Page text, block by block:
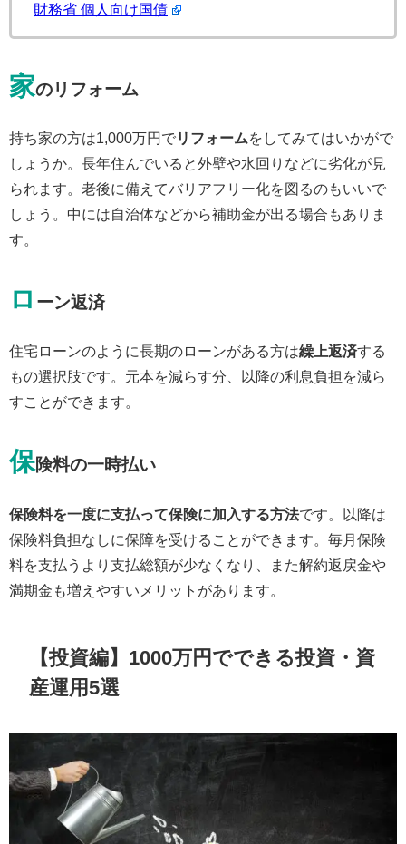
財務省 個人向け国債
家のリフォーム
持ち家の方は1,000万円でリフォームをしてみてはいかがで
しょうか。長年住んでいると外壁や水回りなどに劣化が見
られます。老後に備えてバリアフリー化を図るのもいいで
しょう。中には自治体などから補助金が出る場合もありま
す。
ロ ーン返済
住宅ローンのように長期のローンがある方は繰上返済する
もの選択肢です。元本を減らす分、以降の利息負担を減ら
すことができます。
保険料の一時払い
保険料を一度に支払って保険に加入する方法です。以降は
保険料負担なしに保障を受けることができます。毎月保険
料を支払うより支払総額が少なくなり、また解約返戻金や
満期金も増えやすいメリットがあります。
【投資編】1000万円でできる投資・資
産運用5選